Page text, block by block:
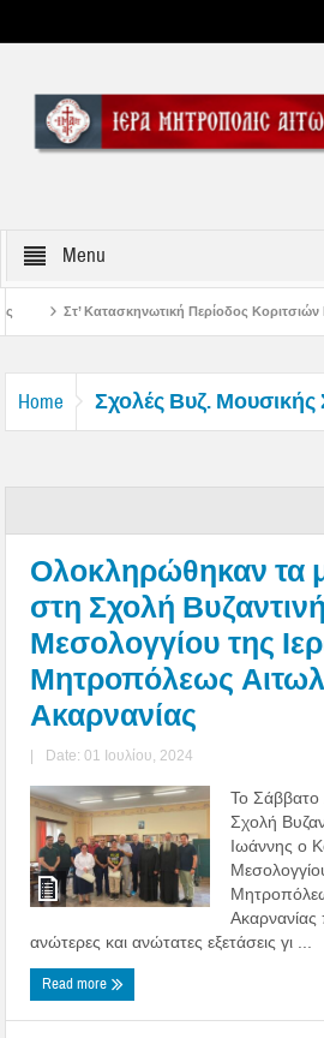
Menu
Κοριτσιών Γυμνασίου
Home Σχολές Βυζ.
Ολοκληρώθηκαν τα
στη Σχολή
Μεσολογγίου της
Μητροπόλεως
Ακαρνανίας
| Date: 01 Ιουλίου, 2024
Το Σάββατο
Σχολή
Ιωάννης ο
ανώτερες και ανώτατες εξετάσεις γι ...
Read more